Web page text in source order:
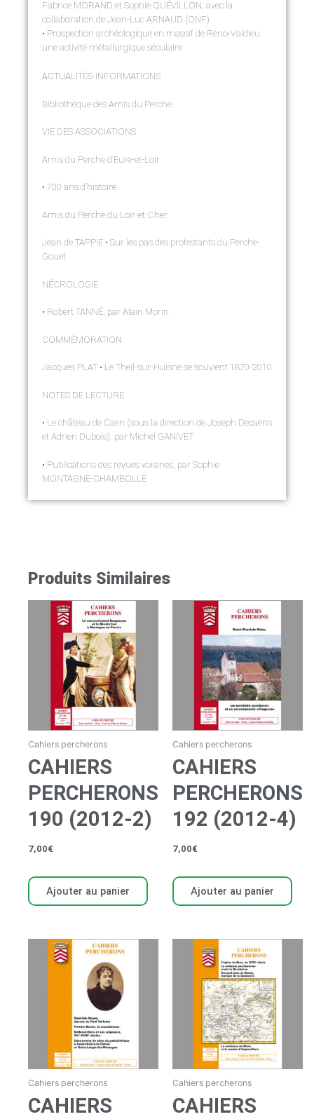
Fabrice MORAND et Sophie QUÉVILLON, avec la
collaboration de Jean-Luc ARNAUD (ONF)
• Prospection archéologique en massif de Réno-Valdieu :
une activité métallurgique séculaire
ACTUALITÉS-INFORMATIONS
Bibliothèque des Amis du Perche
VIE DES ASSOCIATIONS
Amis du Perche d’Eure-et-Loir
• 700 ans d’histoire
Amis du Perche du Loir-et-Cher
Jean de TAPPIE • Sur les pas des protestants du Perche-
Gouet
NÉCROLOGIE
• Robert TANNÉ, par Alain Morin
COMMÉMORATION
Jacques PLAT • Le Theil-sur-Huisne se souvient 1870-2010
NOTES DE LECTURE
• Le château de Caen (sous la direction de Joseph Decaëns
et Adrien Dubois), par Michel GANIVET
• Publications des revues voisines, par Sophie
MONTAGNE-CHAMBOLLE
Produits Similaires
Cahiers percherons
CAHIERS
PERCHERONS
190 (2012-2)
7,00€
Ajouter au panier
Cahiers percherons
CAHIERS
PERCHERONS
192 (2012-4)
7,00€
Ajouter au panier
Cahiers percherons
CAHIERS
Cahiers percherons
CAHIERS